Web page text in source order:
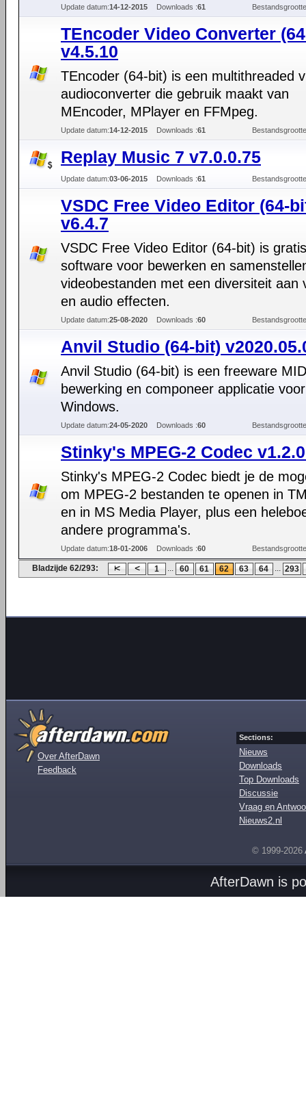
Update datum:14-12-2015 Downloads :61
TEncoder Video Converter
v4.5.10
TEncoder (64-bit) is een multithreaded
audioconverter die gebruik maakt van
MEncoder, MPlayer en FFMpeg.
Update datum:14-12-2015 Downloads :61
Replay Music 7 v7.0.0.75
Update datum:03-06-2015 Downloads :61
VSDC Free Video Editor (64-
v6.4.7
VSDC Free Video Editor (64-bit) is gratis
software voor bewerken en
videobestanden met een diversiteit aan
en audio effecten.
Update datum:25-08-2020 Downloads :60
Anvil Studio (64-bit)
Anvil Studio (64-bit) is een freeware
bewerking en componeer applicatie voor
Windows.
Update datum:24-05-2020 Downloads :60
Stinky's MPEG-2 Codec
Stinky's MPEG-2 Codec biedt je de
om MPEG-2 bestanden te openen in
en in MS Media Player, plus een
andere programma's.
Update datum:18-01-2006 Downloads :60
Bladzijde 62/293: 1 ... 60 61 62 63 64 ... 293
Over AfterDawn
Feedback
Sections:
Nieuws
Downloads
Top Downloads
Discussie
Vraag en
Nieuws2.nl
© 1999-2026
AfterDawn is